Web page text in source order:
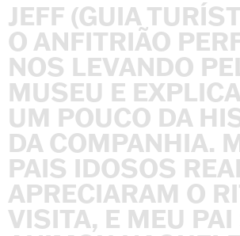
JEFF (GUIA
O ANFITRIÃO
NOS LEVANDO
MUSEU E
UM POUCO DA
DA COMPANHIA.
PAIS IDOSOS
APRECIARAM O
VISITA, E MEU PAI